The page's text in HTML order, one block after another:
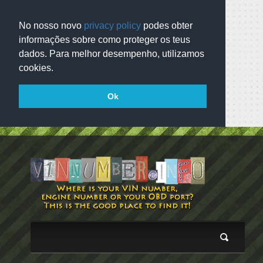
No nosso novo privacy policy podes obter
informações sobre como proteger os teus
dados. Para melhor desempenho, utilizamos
cookies.
Ok